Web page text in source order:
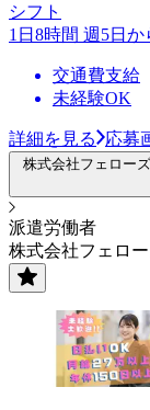
シフト
1日8時間 週5日か
交通費支給
未経験OK
詳細を見る 応募
株式会社フェロー
派遣労働者
株式会社フェロー